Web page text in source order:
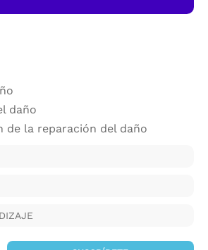
daño
de la reparación del daño